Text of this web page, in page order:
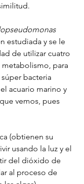
estudiada y se le
de utilizar cuatro
para
bacteria
acuario marino y
vemos, pues
(obtienen su
usando la luz y el
del dióxido de
al proceso de